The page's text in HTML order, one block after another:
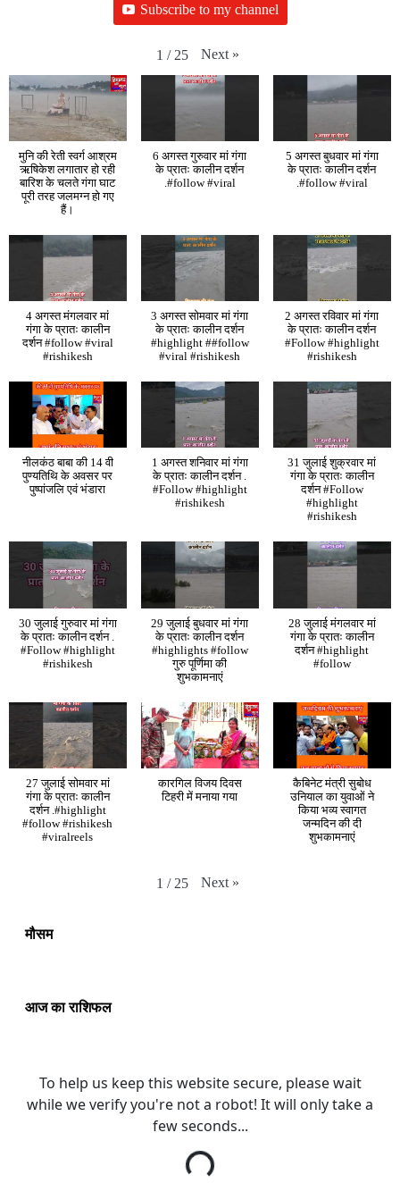
Subscribe to my channel
1 / 25 Next »
मुनि की रेती स्वर्ग आश्रम
ऋषिकेश लगातार हो रही
बारिश के चलते गंगा घाट
पूरी तरह जलमग्न हो गए
हैं।
6 अगस्त गुरुवार मां गंगा
के प्रातः कालीन दर्शन
.#follow #viral
5 अगस्त बुधवार मां गंगा
के प्रातः कालीन दर्शन
.#follow #viral
4 अगस्त मंगलवार मां
गंगा के प्रातः कालीन
दर्शन #follow #viral
#rishikesh
3 अगस्त सोमवार मां गंगा
के प्रातः कालीन दर्शन
#highlight ##follow
#viral #rishikesh
2 अगस्त रविवार मां गंगा
के प्रातः कालीन दर्शन
#Follow #highlight
#rishikesh
नीलकंठ बाबा की 14 वी
पुण्यतिथि के अवसर पर
पुष्पांजलि एवं भंडारा
1 अगस्त शनिवार मां गंगा
के प्रातः कालीन दर्शन .
#Follow #highlight
#rishikesh
31 जुलाई शुक्रवार मां
गंगा के प्रातः कालीन
दर्शन #Follow
#highlight
#rishikesh
30 जुलाई गुरुवार मां गंगा
के प्रातः कालीन दर्शन .
#Follow #highlight
#rishikesh
29 जुलाई बुधवार मां गंगा
के प्रातः कालीन दर्शन
#highlights #follow
गुरु पूर्णिमा की
शुभकामनाएं
28 जुलाई मंगलवार मां
गंगा के प्रातः कालीन
दर्शन #highlight
#follow
27 जुलाई सोमवार मां
गंगा के प्रातः कालीन
दर्शन .#highlight
#follow #rishikesh
#viralreels
कारगिल विजय दिवस
टिहरी में मनाया गया
कैबिनेट मंत्री सुबोध
उनियाल का युवाओं ने
किया भव्य स्वागत
जन्मदिन की दी
शुभकामनाएं
1 / 25 Next »
मौसम
आज का राशिफल